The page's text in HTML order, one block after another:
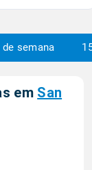
de semana
em San